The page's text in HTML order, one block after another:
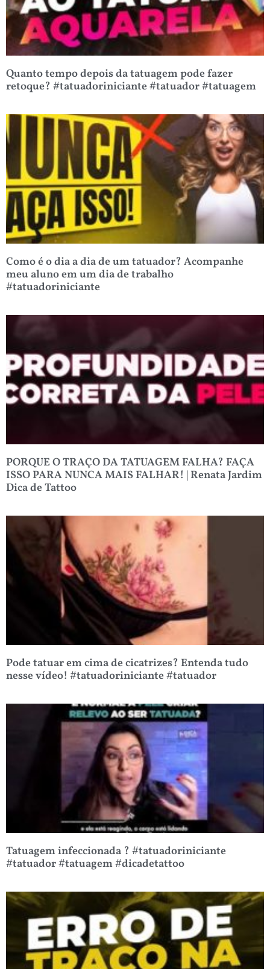
Quanto tempo depois da tatuagem pode fazer
retoque? #tatuadoriniciante #tatuador #tatuagem
Como é o dia a dia de um tatuador? Acompanhe
meu aluno em um dia de trabalho
#tatuadoriniciante
PORQUE O TRAÇO DA TATUAGEM FALHA? FAÇA
ISSO PARA NUNCA MAIS FALHAR! | Renata Jardim
Dica de Tattoo
Pode tatuar em cima de cicatrizes? Entenda tudo
nesse vídeo! #tatuadoriniciante #tatuador
Tatuagem infeccionada ? #tatuadoriniciante
#tatuador #tatuagem #dicadetattoo